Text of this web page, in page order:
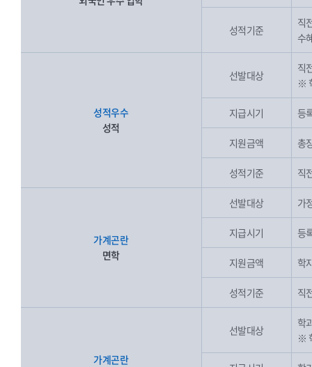
성적기준
직
수
성적우수
성적
선발대상
직
※
지급시기 등
지원금액 총
성적기준 직
가계곤란
면학
선발대상 가
지급시기 등
지원금액 학
성적기준 직
가계곤란
선발대상
학
※